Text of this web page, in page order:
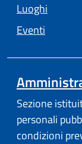
Luoghi
Eventi
Sezione
personali
condizioni